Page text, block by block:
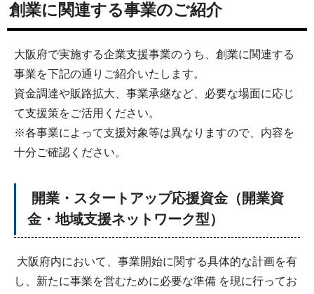
創業に関連する事業のご紹介
大阪府で実施する企業支援事業のうち、創業に関連する
事業を下記の通りご紹介いたします。
資金調達や販路拡大、事業承継など、必要な場面に応じ
て支援策をご活用ください。
※各事業によって支援対象等は異なりますので、内容を
十分ご確認ください。
開業・スタートアップ応援資金（開業資
金・地域支援ネットワーク型）
大阪府内において、事業開始に関する具体的な計画を有
し、新たに事業を営むために必要な準備 を現に行ってお